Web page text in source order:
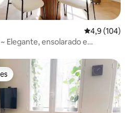
4,9 de uma
4,9 (104)
Elegante, ensolarado e
dos hóspedes